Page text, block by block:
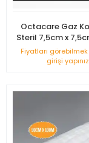
Octacare Gaz
Steril 7,5cm x
Kutu
Fiyatları
girişi yapınız